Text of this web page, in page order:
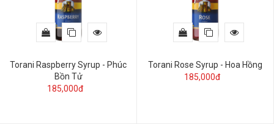
Torani Raspberry Syrup - Phúc
Bồn Tử
185,000đ
Torani Rose Syrup - Hoa Hồng
185,000đ